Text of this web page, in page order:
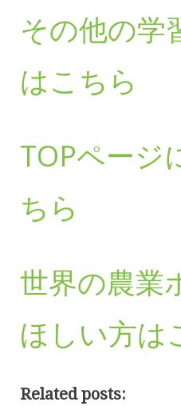
その他の学
はこちら
TOPページ
ちら
世界の農業
ほしい方は
Related posts: